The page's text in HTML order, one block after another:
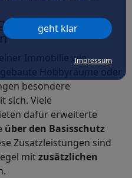
geht klar
Impressum
und
Immobilie wie
besondere
sich. Viele
dafür erweiterte
über den Basisschutz
Zusatzleistungen sind
mitzusätzlichen